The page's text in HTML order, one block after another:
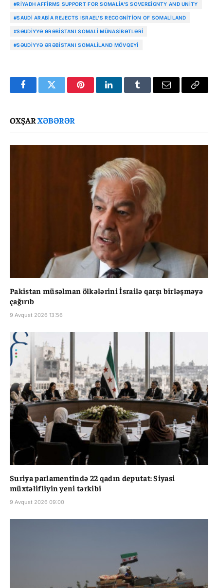
#RIYADH AFFIRMS SUPPORT FOR SOMALIA’S SOVEREIGNTY AND UNITY
#SAUDI ARABIA REJECTS ISRAEL’S RECOGNITION OF SOMALILAND
#SƏUDIYYƏ ƏRƏBISTANI SOMALI MÜNASIBƏTLƏRI
#SƏUDIYYƏ ƏRƏBISTANI SOMALILAND MÖVQEYI
FacebookTwitter PinterestLinkedInTumblr Email
Copy
OXŞARXƏBƏRƏR
Pakistan müsəlman ölkələrini İsrailə qarşı birləşməyə
çağırıb
9 Avqust 2026 13:56
Suriya parlamentində 22 qadın deputat: Siyasi
müxtəlifliyin yeni tərkibi
9 Avqust 2026 09:00